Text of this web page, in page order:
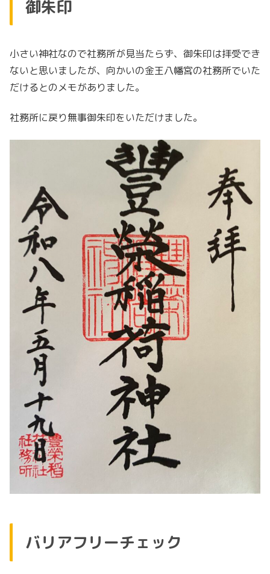
御朱印
小さい神社なので社務所が見当たらず、御朱印は拝受でき
ないと思いましたが、向かいの金王八幡宮の社務所でいた
だけるとのメモがありました。
社務所に戻り無事御朱印をいただけました。
バリアフリーチェック